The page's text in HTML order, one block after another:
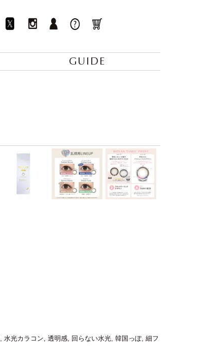
GUIDE
, 水光カラコン, 透明感, 回らない水光, 韓国っぽ, 細フ